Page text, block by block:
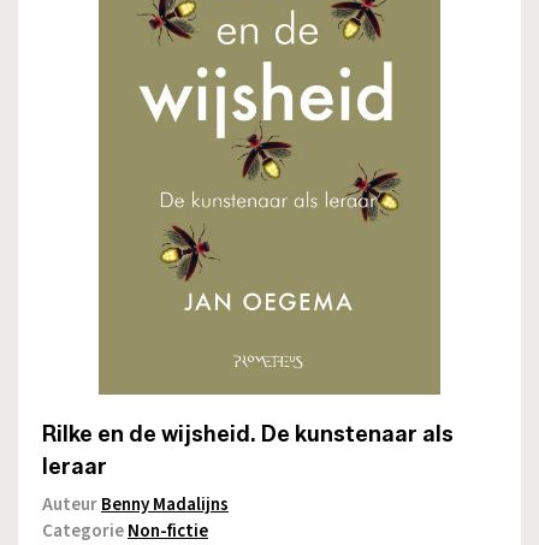
Rilke en de wijsheid. De kunstenaar als
leraar
AuteurBenny Madalijns
CategorieNon-fictie